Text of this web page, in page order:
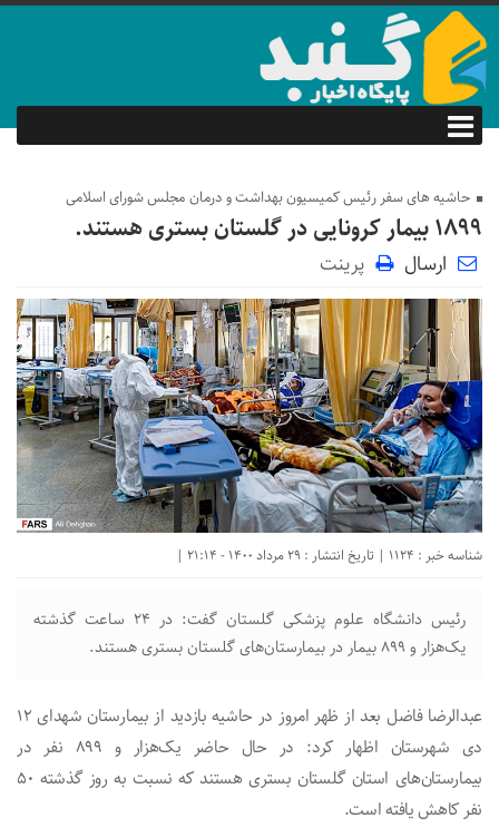
حاشیه های سفر رئیس کمیسیون بهداشت و درمان مجلس شورای اسلامی
۱۸۹۹ بیمار کرونایی در گلستان بستری هستند.
ارسال پرینت
شناسه خبر : 1124 | تاریخ انتشار : 29 مرداد 1400 - 21:14 |
رئیس دانشگاه علوم پزشکی گلستان گفت: در ۲۴ ساعت گذشته
یک‌هزار و ۸۹۹ بیمار در بیمارستان‌های گلستان بستری هستند.
عبدالرضا فاضل بعد از ظهر امروز در حاشیه بازدید از بیمارستان شهدای ۱۲
دی شهرستان اظهار کرد: در حال حاضر یک‌هزار و ۸۹۹ نفر در
بیمارستان‌های استان گلستان بستری هستند که نسبت به روز گذشته ۵۰
نفر کاهش یافته است.